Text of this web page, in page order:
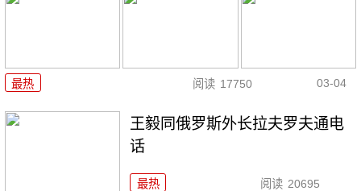
最热 阅读 17750 03-04
王毅同俄罗斯外长拉夫罗夫通电
话
最热 阅读 20695